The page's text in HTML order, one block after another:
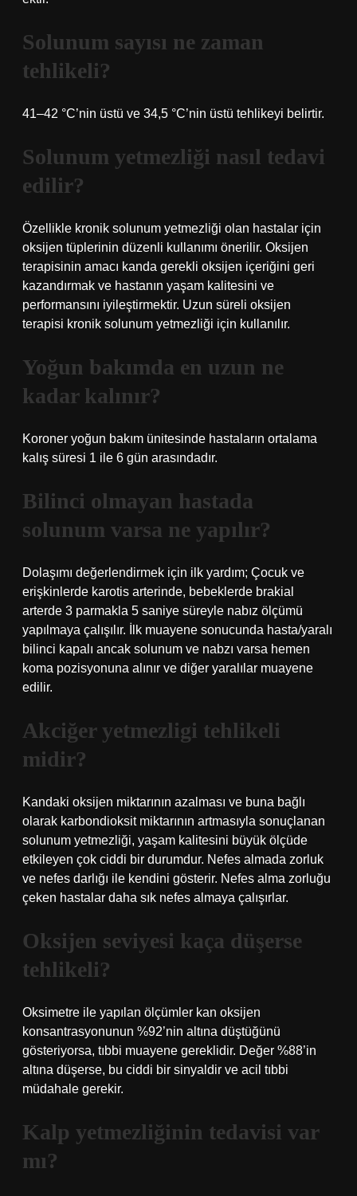
Solunum sayısı ne zaman
tehlikeli?
41–42 °C’nin üstü ve 34,5 °C’nin üstü tehlikeyi belirtir.
Solunum yetmezliği nasıl tedavi
edilir?
Özellikle kronik solunum yetmezliği olan hastalar için
oksijen tüplerinin düzenli kullanımı önerilir. Oksijen
terapisinin amacı kanda gerekli oksijen içeriğini geri
kazandırmak ve hastanın yaşam kalitesini ve
performansını iyileştirmektir. Uzun süreli oksijen
terapisi kronik solunum yetmezliği için kullanılır.
Yoğun bakımda en uzun ne
kadar kalınır?
Koroner yoğun bakım ünitesinde hastaların ortalama
kalış süresi 1 ile 6 gün arasındadır.
Bilinci olmayan hastada
solunum varsa ne yapılır?
Dolaşımı değerlendirmek için ilk yardım; Çocuk ve
erişkinlerde karotis arterinde, bebeklerde brakial
arterde 3 parmakla 5 saniye süreyle nabız ölçümü
yapılmaya çalışılır. İlk muayene sonucunda hasta/yaralı
bilinci kapalı ancak solunum ve nabzı varsa hemen
koma pozisyonuna alınır ve diğer yaralılar muayene
edilir.
Akciğer yetmezligi tehlikeli
midir?
Kandaki oksijen miktarının azalması ve buna bağlı
olarak karbondioksit miktarının artmasıyla sonuçlanan
solunum yetmezliği, yaşam kalitesini büyük ölçüde
etkileyen çok ciddi bir durumdur. Nefes almada zorluk
ve nefes darlığı ile kendini gösterir. Nefes alma zorluğu
çeken hastalar daha sık nefes almaya çalışırlar.
Oksijen seviyesi kaça düşerse
tehlikeli?
Oksimetre ile yapılan ölçümler kan oksijen
konsantrasyonunun %92’nin altına düştüğünü
gösteriyorsa, tıbbi muayene gereklidir. Değer %88’in
altına düşerse, bu ciddi bir sinyaldir ve acil tıbbi
müdahale gerekir.
Kalp yetmezliğinin tedavisi var
mı?